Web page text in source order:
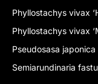
Phyllostachys vivax
Phyllostachys vivax
Pseudosasa japonica
Semiarundinaria